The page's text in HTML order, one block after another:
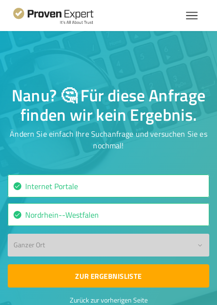
Nanu? 🤔 Für diese Anfrage
finden wir kein Ergebnis.
Ändern Sie einfach Ihre Suchanfrage und versuchen Sie es
nochmal!
Ganzer Ort
ZUR ERGEBNISLISTE
Zurück zur vorherigen Seite